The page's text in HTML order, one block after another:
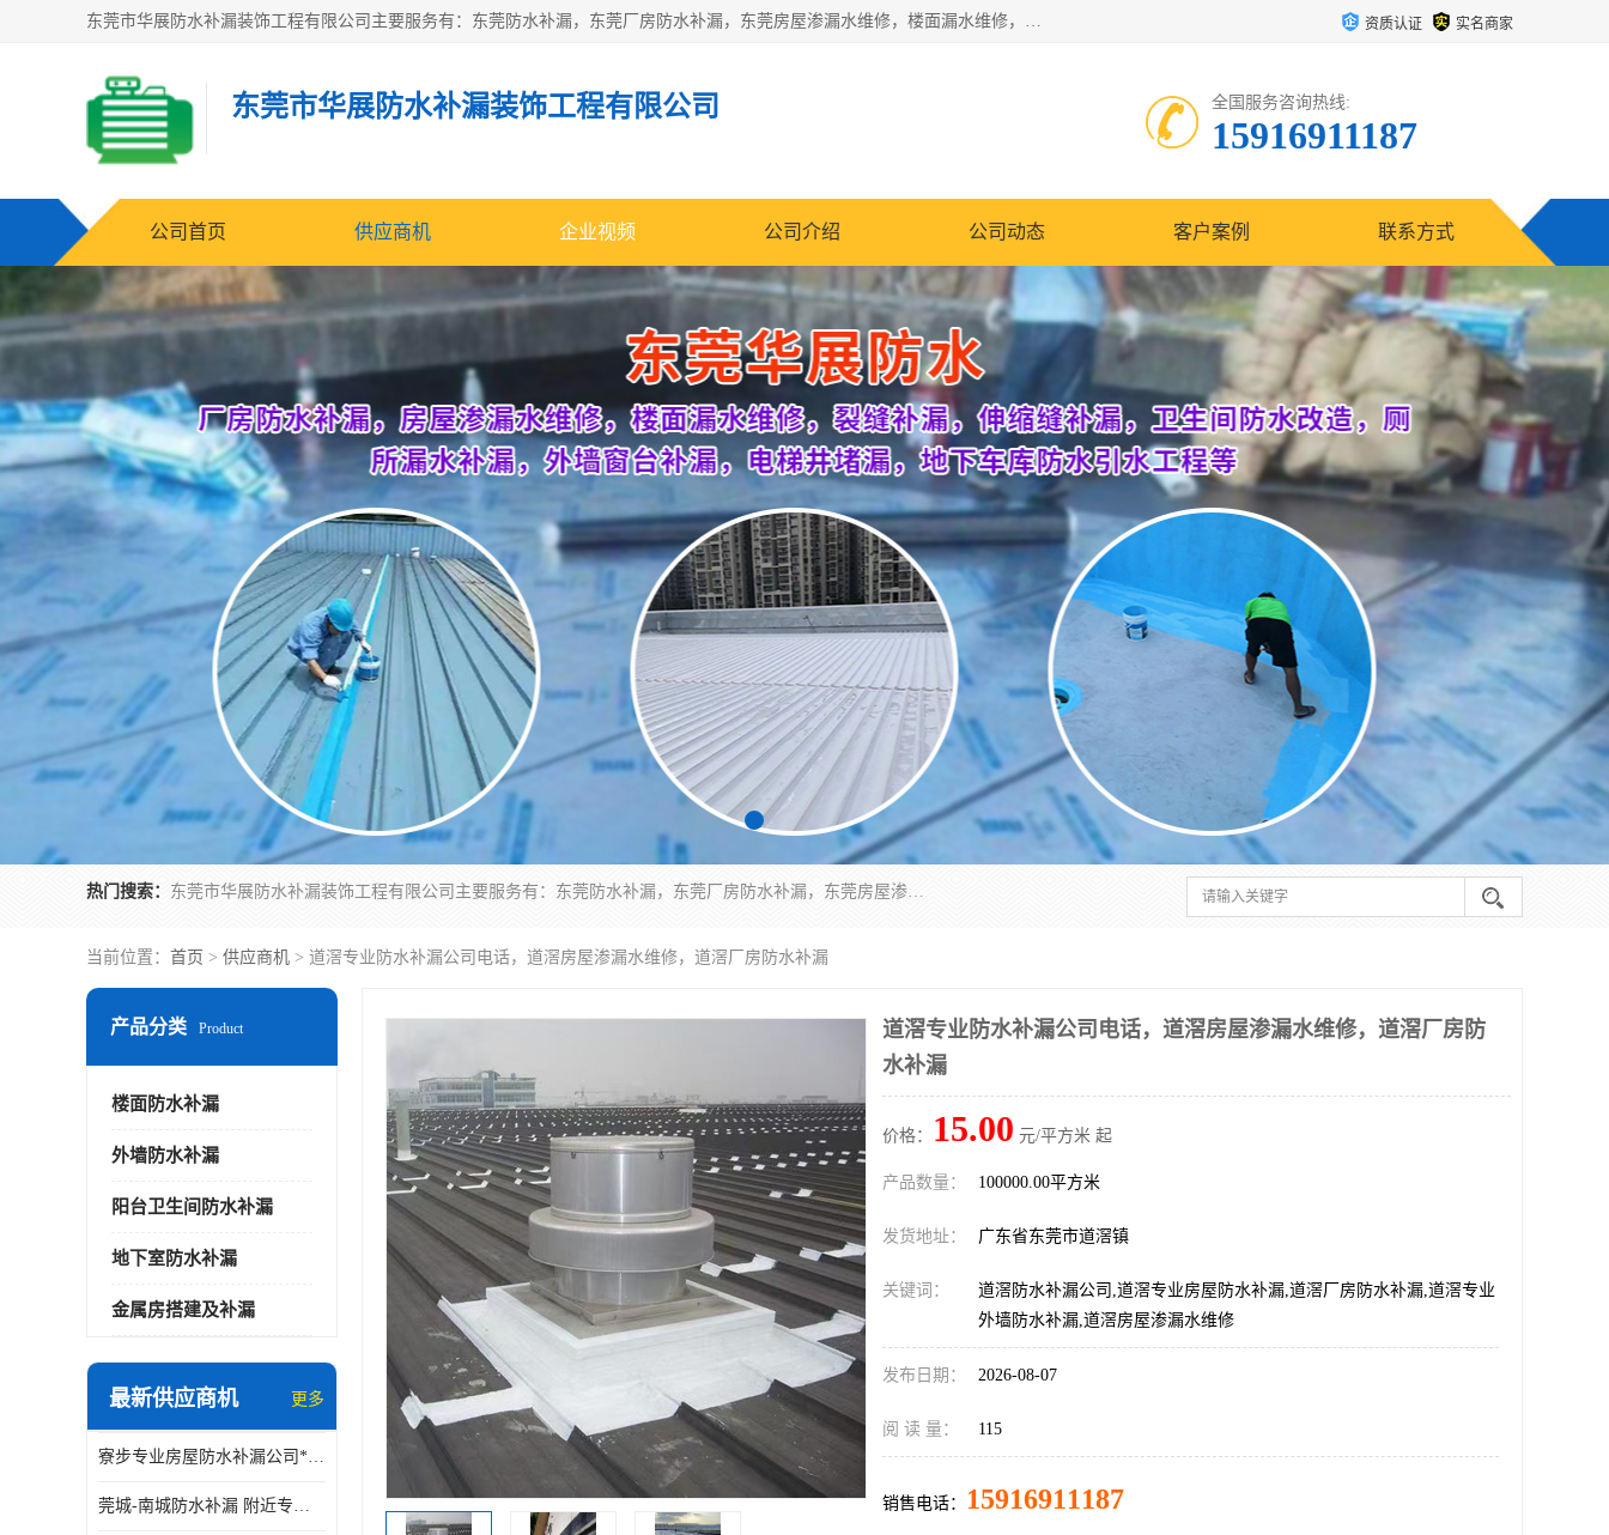
东莞市华展防水补漏装饰工程有限公司主要服务有：东莞防水补漏，东莞厂房防水补漏，东莞房屋渗漏水维修，楼面漏水维修，裂缝补漏，伸缩缝补漏，卫生间防水改造，厕所漏水补漏，外墙窗台补漏，电梯井堵漏，地下车库防水引水工程等 资质认证 实名商家
东莞市华展防水补漏装饰工程有限公司 全国服务咨询热线:
15916911187
公司首页 供应商机 企业视频 公司介绍 公司动态 客户案例 联系方式
热门搜索： 东莞市华展防水补漏装饰工程有限公司主要服务有：东莞防水补漏，东莞厂房防水补漏，东莞房屋渗漏水维修，楼面漏水维修，裂缝补漏，伸缩缝补漏，卫生间防水改造，厕所漏水补漏，外墙窗台补漏，电梯井堵漏，地下车库防水引水工程等
当前位置： 首页 > 供应商机 > 道滘专业防水补漏公司电话，道滘房屋渗漏水维修，道滘厂房防水补漏
产品分类 Product
楼面防水补漏
外墙防水补漏
阳台卫生间防水补漏
地下室防水补漏
金属房搭建及补漏
最新供应商机 更多
寮步专业房屋防水补漏公司*华展防水，值得信赖的选择
莞城-南城防水补漏 附近专修房屋漏水 免费上门看现场 修不好不收费
道滘专业防水补漏公司电话，道滘房屋渗漏水维修，道滘厂房防
水补漏
价格： 15.00 元/平方米 起
产品数量： 100000.00平方米
发货地址： 广东省东莞市道滘镇
关键词：
道滘防水补漏公司,道滘专业房屋防水补漏,道滘厂房防水补漏,道滘专业
外墙防水补漏,道滘房屋渗漏水维修
发布日期： 2026-08-07
阅 读 量： 115
销售电话： 15916911187